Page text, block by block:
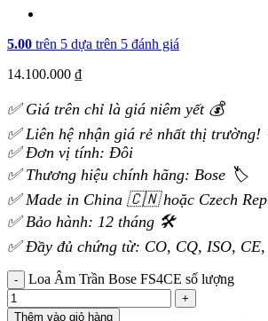
5.00 trên 5 dựa trên 5 đánh giá
14.100.000 ₫
✅ Giá trên chỉ là giá niêm yết 💰
✅ Liên hệ nhận giá rẻ nhất thị trường!
✅ Đơn vị tính: Đôi
✅ Thương hiệu chính hãng: Bose 🏷️
✅ Made in China 🇨🇳 hoặc Czech
✅ Bảo hành: 12 tháng 🛠️
✅ Đầy đủ chứng từ: CO, CQ, ISO,
Loa Âm Trần Bose FS4CE số lượng
Thêm vào giỏ hàng